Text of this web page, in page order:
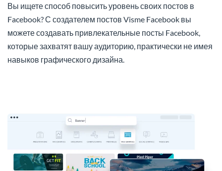
Вы ищете способ повысить уровень своих постов в
Facebook? С создателем постов Visme Facebook вы
можете создавать привлекательные посты Facebook,
которые захватят вашу аудиторию, практически не имея
навыков графического дизайна.